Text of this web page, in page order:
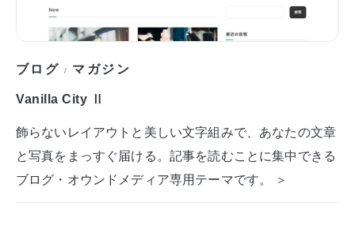
ブログ / マガジン
Vanilla City Ⅱ
飾らないレイアウトと美しい文字組みで、あなたの文章
と写真をまっすぐ届ける。記事を読むことに集中できる
ブログ・オウンドメディア専用テーマです。 ＞